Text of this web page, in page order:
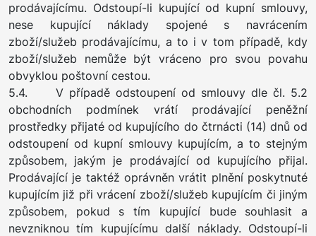
prodávajícímu. Odstoupí-li kupující od kupní smlouvy,
nese kupující náklady spojené s navrácením
zboží/služeb prodávajícímu, a to i v tom případě, kdy
zboží/služeb nemůže být vráceno pro svou povahu
obvyklou poštovní cestou.
5.4. V případě odstoupení od smlouvy dle čl. 5.2
obchodních podmínek vrátí prodávající peněžní
prostředky přijaté od kupujícího do čtrnácti (14) dnů od
odstoupení od kupní smlouvy kupujícím, a to stejným
způsobem, jakým je prodávající od kupujícího přijal.
Prodávající je taktéž oprávněn vrátit plnění poskytnuté
kupujícím již při vrácení zboží/služeb kupujícím či jiným
způsobem, pokud s tím kupující bude souhlasit a
nevzniknou tím kupujícímu další náklady. Odstoupí-li